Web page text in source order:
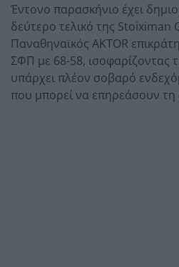
Έντονο παρασκήνιο έχει
δεύτερο τελικό της Stoiximan
Παναθηναϊκός AKTOR
ΣΦΠ με 68-58, ισοφαρίζοντας
υπάρχει πλέον σοβαρό
που μπορεί να επηρεάσουν τη